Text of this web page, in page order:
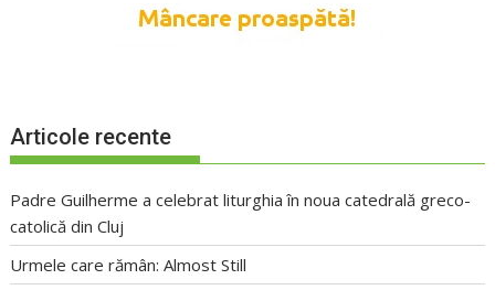
Articole recente
Padre Guilherme a celebrat liturghia în noua catedrală greco-
catolică din Cluj
Urmele care rămân: Almost Still